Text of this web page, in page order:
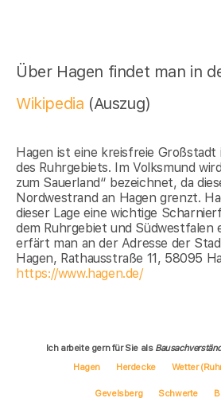
Über Hagen findet man in
Wikipedia (Auszug)
Hagen ist eine kreisfreie Großstadt
des Ruhrgebiets. Im Volksmund
zum Sauerland“ bezeichnet, da
Nordwestrand an Hagen grenzt.
dieser Lage eine wichtige
dem Ruhrgebiet und Südwestfalen
erfärt man an der Adresse der
Hagen, Rathausstraße 11, 58095
https://www.hagen.de/
Ich arbeite gern für Sie als
Hagen
Herdecke Wetter
Gevelsberg Schwerte